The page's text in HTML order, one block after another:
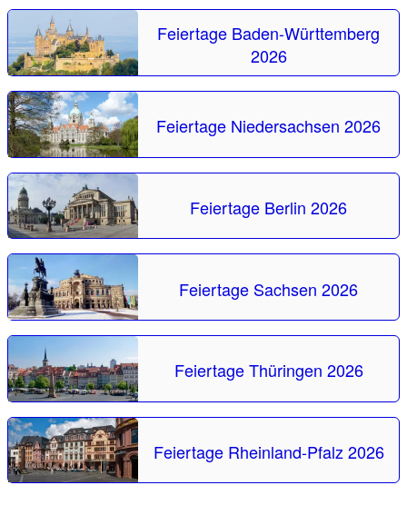
Feiertage Baden-Württemberg
2026
Feiertage Niedersachsen 2026
Feiertage Berlin 2026
Feiertage Sachsen 2026
Feiertage Thüringen 2026
Feiertage Rheinland-Pfalz 2026